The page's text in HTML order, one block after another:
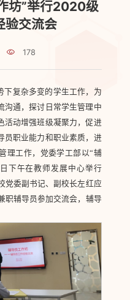
坊”举行2020级
验交流会
178
下复杂多变的学生工作，为
沟通，探讨日常学生管理中
活动增强班级凝聚力，促进
员职业能力和职业素质，进
理工作，党委学工部以“辅
下午在教师发展中心举行
党委副书记、副校长左红应
职辅导员参加交流会，辅导